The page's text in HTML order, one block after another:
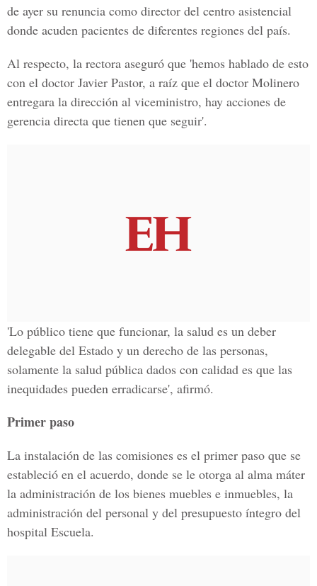
de ayer su renuncia como director del centro asistencial
donde acuden pacientes de diferentes regiones del país.
Al respecto, la rectora aseguró que 'hemos hablado de esto
con el doctor Javier Pastor, a raíz que el doctor Molinero
entregara la dirección al viceministro, hay acciones de
gerencia directa que tienen que seguir'.
'Lo público tiene que funcionar, la salud es un deber
delegable del Estado y un derecho de las personas,
solamente la salud pública dados con calidad es que las
inequidades pueden erradicarse', afirmó.
Primer paso
La instalación de las comisiones es el primer paso que se
estableció en el acuerdo, donde se le otorga al alma máter
la administración de los bienes muebles e inmuebles, la
administración del personal y del presupuesto íntegro del
hospital Escuela.